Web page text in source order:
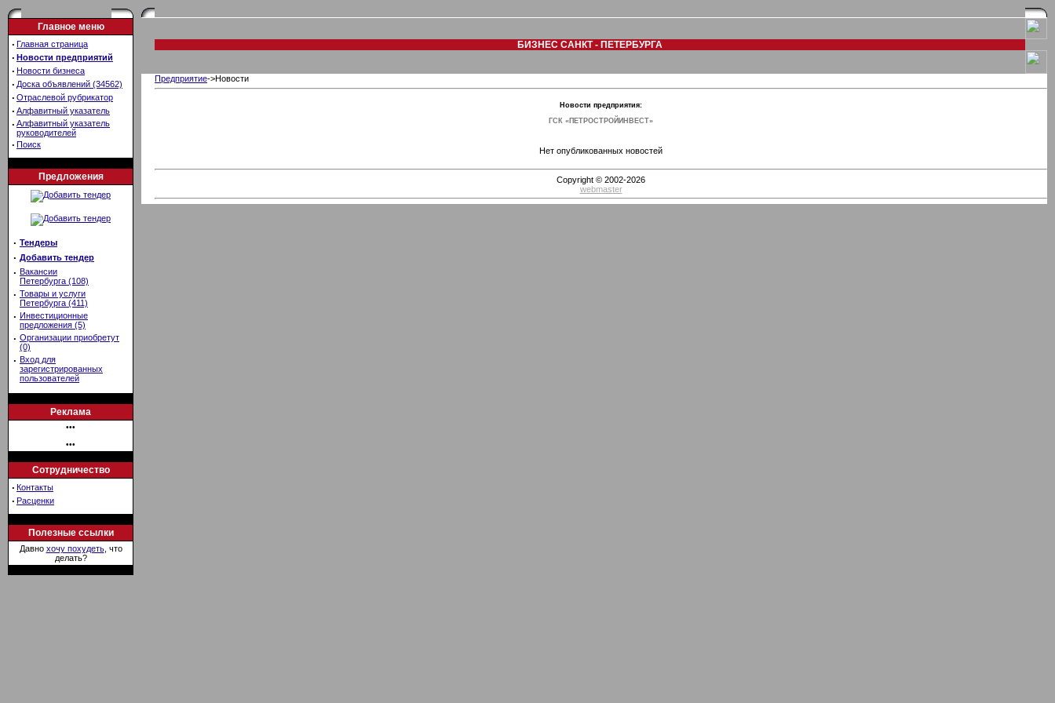
Главное меню
· Главная страница
· Новости предприятий
· Новости бизнеса
· Доска объявлений (34562)
· Отраслевой рубрикатор
· Алфавитный указатель
· Алфавитный указатель
руководителей
· Поиск
Предложения
· Тендеры
· Добавить тендер
· Вакансии
Петербурга (108)
· Товары и услуги
Петербурга (411)
· Инвестиционные
предложения (5)
· Организации приобретут
(0)
· Вход для
зарегистрированных
пользователей
Реклама
•••
•••
Сотрудничество
· Контакты
· Расценки
Полезные ссылки
Давно хочу похудеть, что
делать?
БИЗНЕС САНКТ - ПЕТЕРБУРГА
Предприятие->Новости
Новости предприятия:
ГСК «ПЕТРОСТРОЙИНВЕСТ»
Нет опубликованных новостей
Copyright © 2002-2026
webmaster